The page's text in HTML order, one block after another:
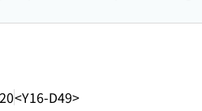
<Y16-D49>